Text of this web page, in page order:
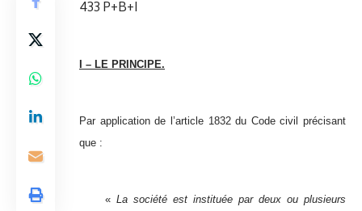
433 P+B+I
I – LE PRINCIPE.
Par application de l’article 1832 du Code civil précisant
que :
« La société est instituée par deux ou plusieurs